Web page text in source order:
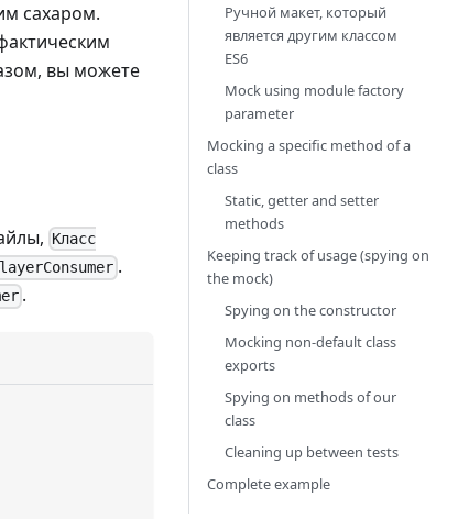
сахаром.
вы можете
Класс
.
.
Ручной макет, который
является другим классом
ES6
Mock using module factory
parameter
Mocking a specific method of a
class
Static, getter and setter
methods
Keeping track of usage (spying on
the mock)
Spying on the constructor
Mocking non-default class
exports
Spying on methods of our
class
Cleaning up between tests
Complete example